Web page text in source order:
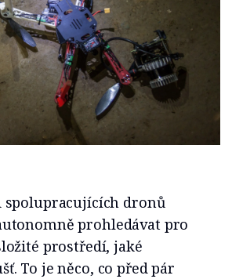
spolupracujících dronů
prohledávat pro
prostředí, jaké
To je něco, co před pár